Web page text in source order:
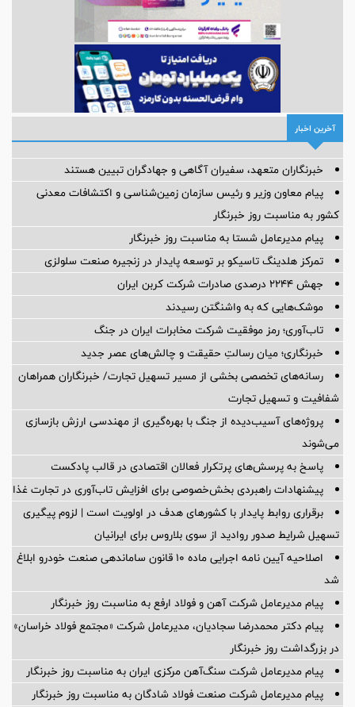
آخرین اخبار
خبرنگاران متعهد، سفیران آگاهی و جهادگران تبیین هستند
پیام معاون وزیر و رئیس سازمان زمین‌شناسی و اکتشافات معدنی
کشور به مناسبت روز خبرنگار
پیام مدیرعامل شستا به مناسبت روز خبرنگار
تمرکز هلدینگ تاسیکو بر توسعه پایدار در زنجیره صنعت سلولزی
جهش ۲۲۴۴ درصدی صادرات شرکت کربن ایران
موشک‌هایی که به واشنگتن رسیدند
تاب‌آوری؛ رمز موفقیت شرکت مخابرات ایران در جنگ
خبرنگاری؛ میان رسالتِ حقیقت و چالش‌های عصر جدید
رسانه‌های تخصصی بخشی از مسیر تسهیل تجارت/ خبرنگاران همراهان
شفافیت و تسهیل تجارت
پروژه‌های آسیب‌دیده از جنگ با بهره‌گیری از مهندسی ارزش بازسازی
می‌شوند
پاسخ به پرسش‌های پرتکرار فعالان اقتصادی در قالب پادکست
پیشنهادات راهبردی بخش‌خصوصی برای افزایش تاب‌آوری در تجارت غذا
برقراری روابط پایدار با کشورهای هدف در اولویت است | لزوم پیگیری
تسهیل شرایط صدور روادید از سوی بلاروس برای ایرانیان
اصلاحیه آیین نامه اجرایی ماده ۱۰ قانون ساماندهی صنعت خودرو ابلاغ
شد
پیام مدیرعامل شرکت آهن و فولاد ارفع به مناسبت روز خبرنگار
پیام دکتر محمدرضا سجادیان، مدیرعامل شرکت «مجتمع فولاد خراسان»
در بزرگداشت روز خبرنگار
پیام مدیرعامل شرکت سنگ‌آهن مرکزی ایران به مناسبت روز خبرنگار
پیام مدیرعامل شرکت صنعت فولاد شادگان به مناسبت روز خبرنگار